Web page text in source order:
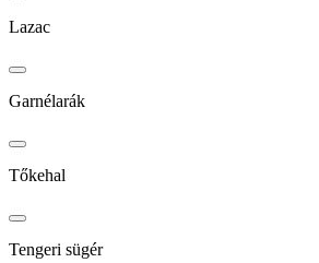
Lazac
Garnélarák
Tőkehal
Tengeri sügér